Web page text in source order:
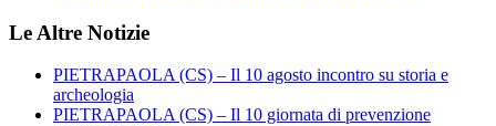
Le Altre Notizie
PIETRAPAOLA (CS) – Il 10 agosto incontro su storia e
archeologia
PIETRAPAOLA (CS) – Il 10 giornata di prevenzione